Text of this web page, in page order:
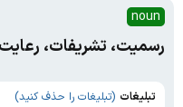
noun
رسمیت، تشریفات،
تبلیغات (تبلیغات را حذف کنید)